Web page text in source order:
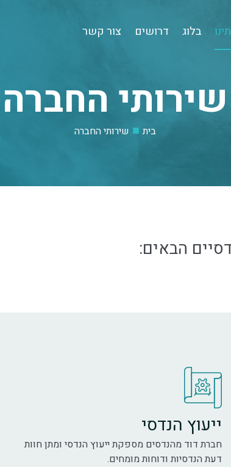
בלוג דרושים צור קשר
שירותי החברה
בית■ שירותי החברה
הבאים:
ייעוץ הנדסי
חברת דוד מהנדסים מספקת ייעוץ הנדסי ומתן חוות
דעת הנדסיות ודוחות מומחים.